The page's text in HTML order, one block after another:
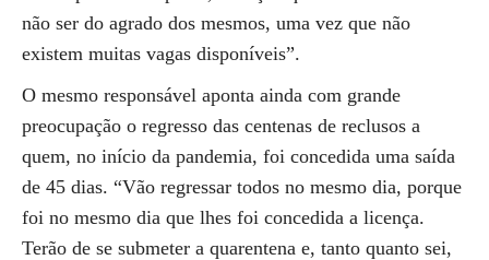
não ser do agrado dos mesmos, uma vez que não
existem muitas vagas disponíveis”.
O mesmo responsável aponta ainda com grande
preocupação o regresso das centenas de reclusos a
quem, no início da pandemia, foi concedida uma saída
de 45 dias. “Vão regressar todos no mesmo dia, porque
foi no mesmo dia que lhes foi concedida a licença.
Terão de se submeter a quarentena e, tanto quanto sei,